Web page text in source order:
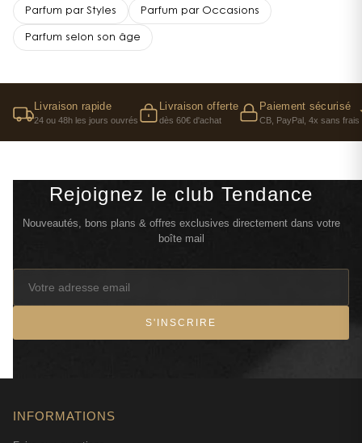
Parfum par Styles Parfum par Occasions
Parfum selon son âge
Livraison rapide
24 ou 48h les jours ouvrés
Livraison offerte
dès 60€ d'achat
Paiement sécurisé
CB, PayPal, 4x sans frais
Rejoignez le club Tendance
Nouveautés, bons plans & offres exclusives directement dans votre
boîte mail
S'INSCRIRE
INFORMATIONS